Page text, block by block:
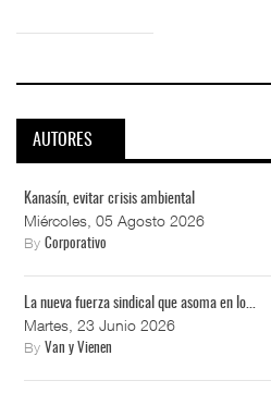
AUTORES
Kanasín, evitar crisis ambiental
Miércoles, 05 Agosto 2026
By Corporativo
La nueva fuerza sindical que asoma en lo...
Martes, 23 Junio 2026
By Van y Vienen